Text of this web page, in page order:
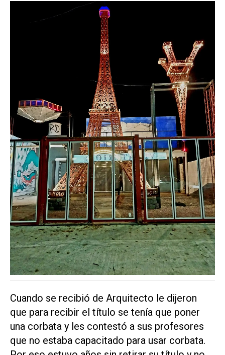
Cuando se recibió de Arquitecto le dijeron
que para recibir el título se tenía que poner
una corbata y les contestó a sus profesores
que no estaba capacitado para usar corbata.